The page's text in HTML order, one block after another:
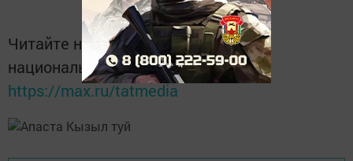
Читайте новости Татарстана в
национальном мессенджере MАХ:
https://max.ru/tatmedia